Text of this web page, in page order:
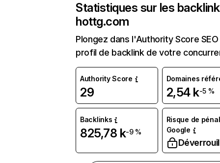
Statistiques sur les
hottg.com
Plongez dans l'Authority Score
profil de backlink de votre
Authority Score
29
Domaines
2,54 k-5 %
Backlinks
825,78 k-9 %
Risque de
Google